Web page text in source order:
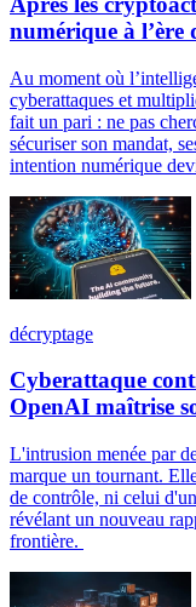
numérique à l’ère
Au moment où
cyberattaques et
fait un pari : ne pas
sécuriser son mandat,
intention numérique
décryptage
Cyberattaque
OpenAI maîtrise
L'intrusion menée par
marque un tournant.
de contrôle, ni celui
révélant un nouveau
frontière.